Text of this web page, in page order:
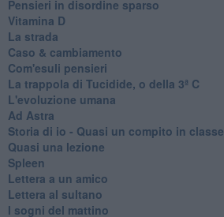
Pensieri in disordine sparso
Vitamina D
La strada
Caso & cambiamento
Com'esuli pensieri
La trappola di Tucidide, o della 3ª C
L'evoluzione umana
Ad Astra
Storia di io - Quasi un compito in classe
Quasi una lezione
Spleen
Lettera a un amico
Lettera al sultano
I sogni del mattino